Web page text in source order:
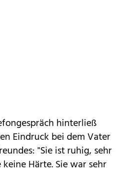
hinterließ
Eindruck bei dem Vater
"Sie ist ruhig, sehr
Härte. Sie war sehr